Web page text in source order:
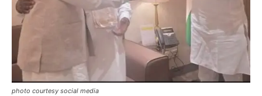
photo courtesy social media